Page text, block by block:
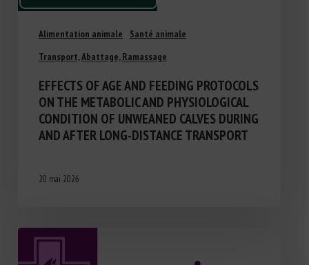
Alimentation animale
Santé animale
Transport, Abattage, Ramassage
EFFECTS OF AGE AND FEEDING PROTOCOLS
ON THE METABOLIC AND PHYSIOLOGICAL
CONDITION OF UNWEANED CALVES DURING
AND AFTER LONG-DISTANCE TRANSPORT
20 mai 2026